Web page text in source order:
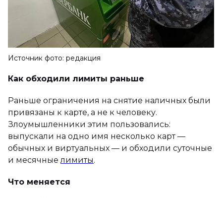
Источник фото: редакция
Как обходили лимиты раньше
Раньше ограничения на снятие наличных были
привязаны к карте, а не к человеку.
Злоумышленники этим пользовались:
выпускали на одно имя несколько карт —
обычных и виртуальных — и обходили суточные
и месячные лимиты.
Что меняется